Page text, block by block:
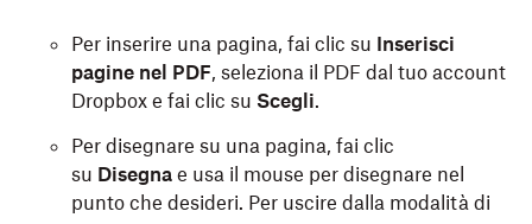
Per inserire una pagina, fai clic su Inserisci
pagine nel PDF, seleziona il PDF dal tuo account
Dropbox e fai clic su Scegli.
Per disegnare su una pagina, fai clic
su Disegna e usa il mouse per disegnare nel
punto che desideri. Per uscire dalla modalità di